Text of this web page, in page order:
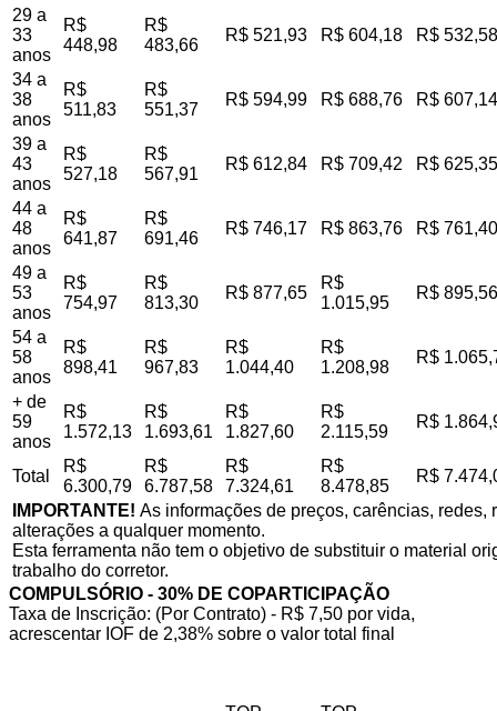
29 a
33
anos
R$
448,98
R$
483,66
R$ 521,93 R$ 604,18 R$ 532,58
34 a
38
anos
R$
511,83
R$
551,37
R$ 594,99 R$ 688,76 R$ 607,14
39 a
43
anos
R$
527,18
R$
567,91
R$ 612,84 R$ 709,42 R$ 625,35
44 a
48
anos
R$
641,87
R$
691,46
R$ 746,17 R$ 863,76 R$ 761,40
49 a
53
anos
R$
754,97
R$
813,30
R$ 877,65
R$
1.015,95
R$ 895,56
54 a
58
anos
R$
898,41
R$
967,83
R$
1.044,40
R$
1.208,98
R$
+ de
59
anos
R$
1.572,13
R$
1.693,61
R$
1.827,60
R$
2.115,59
R$
Total
R$
6.300,79
R$
6.787,58
R$
7.324,61
R$
8.478,85
R$
IMPORTANTE! As informações de preços, carências,
alterações a qualquer momento.
Esta ferramenta não tem o objetivo de substituir o material
trabalho do corretor.
COMPULSÓRIO - 30% DE COPARTICIPAÇÃO
Taxa de Inscrição: (Por Contrato) - R$ 7,50 por vida,
acrescentar IOF de 2,38% sobre o valor total final